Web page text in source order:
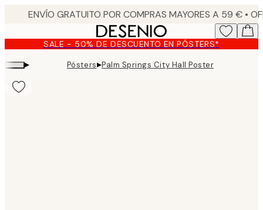
content.SALE - 50% DE DESCUENTO EN PÓSTERS*
▸ Pósters▸Palm Springs City Hall Poster